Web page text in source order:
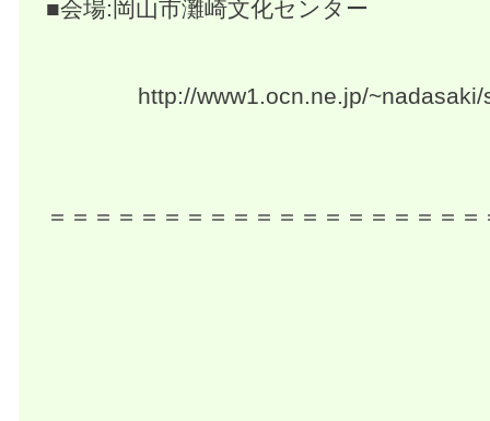
■会場:岡山市灘崎文化センター
http://www1.ocn.ne.jp/~nadasaki/
＝＝＝＝＝＝＝＝＝＝＝＝＝＝＝＝＝＝